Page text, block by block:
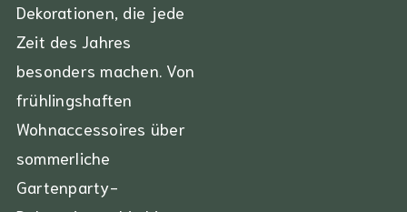
Dekorationen, die jede
Zeit des Jahres
besonders machen. Von
frühlingshaften
Wohnaccessoires über
sommerliche
Gartenparty-